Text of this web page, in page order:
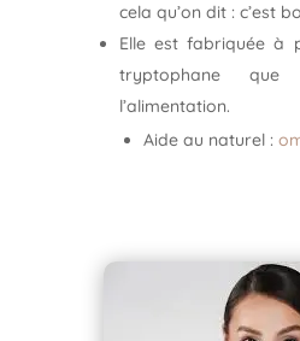
cela qu’on dit : c’est
Elle est fabriquée à
tryptophane
l’alimentation.
Aide au naturel :